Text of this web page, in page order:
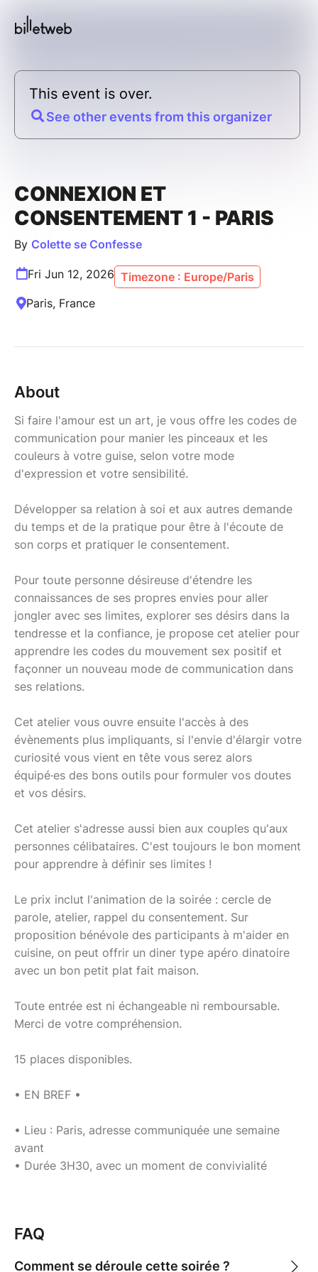
This event is over.
See other events from this organizer
CONNEXION ET
CONSENTEMENT 1 - PARIS
By Colette se Confesse
Fri Jun 12, 2026 Timezone : Europe/Paris
Paris, France
About
Si faire l'amour est un art, je vous offre les codes de
communication pour manier les pinceaux et les
couleurs à votre guise, selon votre mode
d'expression et votre sensibilité.
Développer sa relation à soi et aux autres demande
du temps et de la pratique pour être à l'écoute de
son corps et pratiquer le consentement.
Pour toute personne désireuse d'étendre les
connaissances de ses propres envies pour aller
jongler avec ses limites, explorer ses désirs dans la
tendresse et la confiance, je propose cet atelier pour
apprendre les codes du mouvement sex positif et
façonner un nouveau mode de communication dans
ses relations.
Cet atelier vous ouvre ensuite l'accès à des
évènements plus impliquants, si l'envie d'élargir votre
curiosité vous vient en tête vous serez alors
équipé·es des bons outils pour formuler vos doutes
et vos désirs.
Cet atelier s'adresse aussi bien aux couples qu'aux
personnes célibataires. C'est toujours le bon moment
pour apprendre à définir ses limites !
​Le prix inclut l'animation de la soirée : cercle de
parole, atelier, rappel du consentement. Sur
proposition bénévole des participants à m'aider en
cuisine, on peut offrir un diner type apéro dinatoire
avec un bon petit plat fait maison.
Toute entrée est ni échangeable ni remboursable.
Merci de votre compréhension.
​15 places disponibles.
• EN BREF •
• Lieu : Paris, adresse communiquée une semaine
avant
• Durée 3H30, avec un moment de convivialité
FAQ
Comment se déroule cette soirée ?